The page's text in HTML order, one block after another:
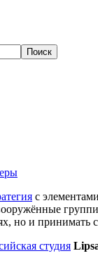
с
но и
студия